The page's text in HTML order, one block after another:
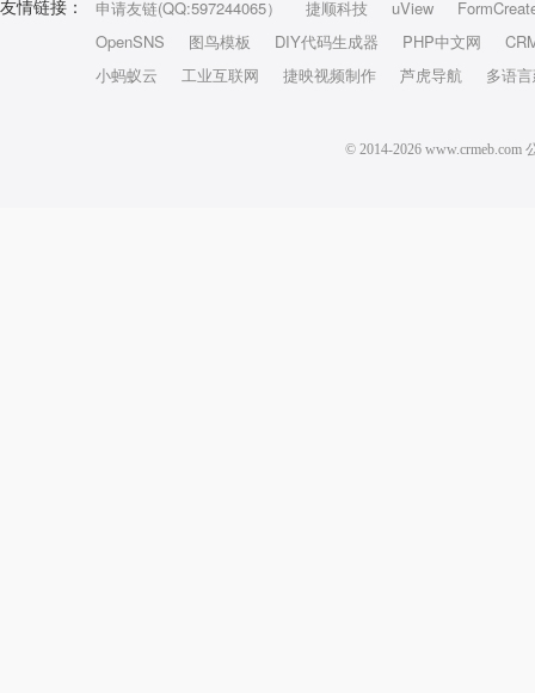
友情链接： 申请友链(QQ:597244065） 捷顺科技 uView
OpenSNS
图鸟模板 DIY代码生成器 PHP中文网
小蚂蚁云
工业互联网 捷映视频制作 芦虎导航 多语
© 2014-2026